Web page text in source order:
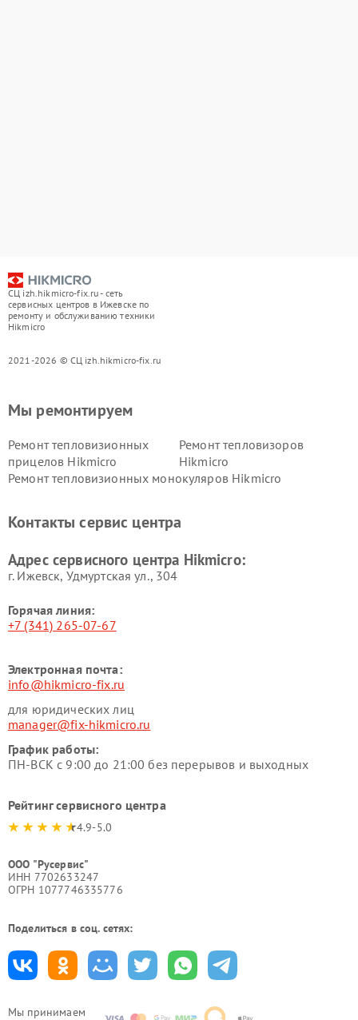
СЦ izh.hikmicro-fix.ru - сеть
сервисных центров в Ижевске по
ремонту и обслуживанию техники
Hikmicro
2021-2026 © СЦ izh.hikmicro-fix.ru
Мы принимаем
Мы ремонтируем
Ремонт тепловизионных
прицелов Hikmicro
Ремонт тепловизоров
Hikmicro
Ремонт тепловизионных монокуляров Hikmicro
Контакты сервис центра
Адрес сервисного центра Hikmicro:
г. Ижевск, Удмуртская ул., 304
Горячая линия:
+7 (341) 265-07-67
Электронная почта:
info@hikmicro-fix.ru
для юридических лиц
manager@fix-hikmicro.ru
График работы:
ПН-ВСК с 9:00 до 21:00 без перерывов и выходных
Рейтинг сервисного центра
4.9-5.0
ООО "Русервис"
ИНН 7702633247
ОГРН 1077746335776
Поделиться в соц. сетях: